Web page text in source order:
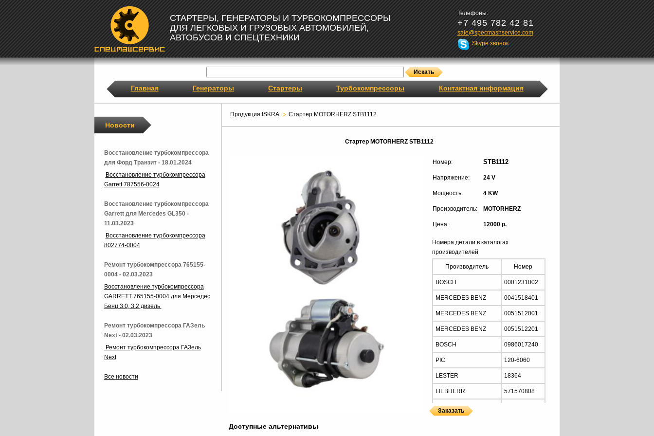
СТАРТЕРЫ, ГЕНЕРАТОРЫ И ТУРБОКОМПРЕССОРЫ
ДЛЯ ЛЕГКОВЫХ И ГРУЗОВЫХ АВТОМОБИЛЕЙ,
АВТОБУСОВ И СПЕЦТЕХНИКИ
Телефоны:
+7 495 782 42 81
sale@specmashservice.com
Skype звонок
Главная Генераторы Стартеры Турбокомпрессоры Контактная информация
Продукция ISKRA Стартер MOTORHERZ STB1112
Стартер MOTORHERZ STB1112
Номер: STB1112
Напряжение: 24 V
Мощность: 4 KW
Производитель: MOTORHERZ
Цена: 12000 р.
Номера детали в каталогах
производителей
Производитель Номер
BOSCH 0001231002
MERCEDES BENZ 0041518401
MERCEDES BENZ 0051512001
MERCEDES BENZ 0051512201
BOSCH 0986017240
PIC 120-6060
LESTER 18364
LIEBHERR 571570808
MERCEDES BENZ
Доступные альтернативы
Новости
Восстановление турбокомпрессора
для Форд Транзит - 18.01.2024
Восстановление турбокомпрессора
Garrett 787556-0024
Восстановление турбокомпрессора
Garrett для Mercedes GL350 -
11.03.2023
Восстановление турбокомпрессора
802774-0004
Ремонт турбокомпрессора 765155-
0004 - 02.03.2023
Восстановление турбокомпрессора
GARRETT 765155-0004 для Мерседес
Бенц 3.0, 3.2 дизель
Ремонт турбокомпрессора ГАЗель
Next - 02.03.2023
Ремонт турбокомпрессора ГАЗель
Next
Все новости